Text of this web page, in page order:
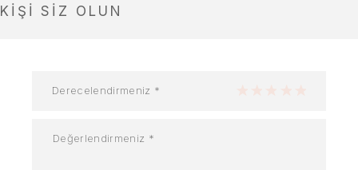
KIŞI SIZ OLUN
Derecelendirmeniz *